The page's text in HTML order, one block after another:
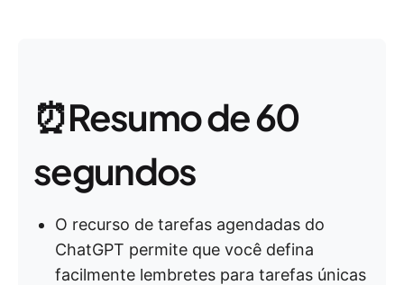
⏰Resumo de 60
segundos
O recurso de tarefas agendadas do
ChatGPT permite que você defina
facilmente lembretes para tarefas únicas